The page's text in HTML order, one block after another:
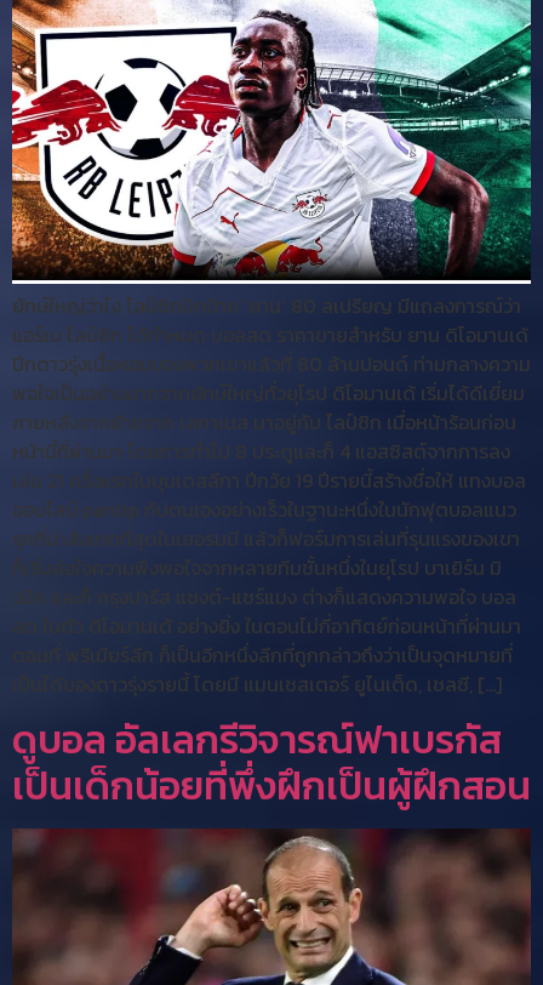
ยักษ์ใหญ่ว่าไง ไลป์ซิกปักป้าย ‘ยาน’ 80 ลเปรียญ มีแถลงการณ์ว่า
แอร์เบ ไลป์ซิก ได้กำหนด บอลสด ราคาขายสำหรับ ยาน ดิโอมานเด้
ปีกดาวรุ่งเนื้อหอมของพวกเขาแล้วที่ 80 ล้านปอนด์ ท่ามกลางความ
พอใจเป็นอย่างมากจากยักษ์ใหญ่ทั่วยุโรป ดิโอมานเด้ เริ่มได้ดีเยี่ยม
ภายหลังจากย้ายจาก เลกาเนส มาอยู่กับ ไลป์ซิก เมื่อหน้าร้อนก่อน
หน้านี้ที่ผ่านมา โดยการทำไป 8 ประตูและก็ 4 แอสซิสต์จากการลง
เล่น 21 ครั้งแรกในบุนเดสลีกา ปีกวัย 19 ปีรายนี้สร้างชื่อให้ แทงบอล
ออนไลน์ pantip กับตนเองอย่างเร็วในฐานะหนึ่งในนักฟุตบอลแนว
รุกที่น่าสังเกตที่สุดในเยอรมนี แล้วก็ฟอร์มการเล่นที่รุนแรงของเขา
ก็เริ่มล่อใจความพึงพอใจจากหลายทีมชั้นหนึ่งในยุโรป บาเยิร์น มิ
วนิค และก็ กรุงปารีส แซงต์-แชร์แมง ต่างก็แสดงความพอใจ บอล
สด ในตัว ดิโอมานเด้ อย่างยิ่ง ในตอนไม่กี่อาทิตย์ก่อนหน้าที่ผ่านมา
ตอนที่ พรีเมียร์ลีก ก็เป็นอีกหนึ่งลีกที่ถูกกล่าวถึงว่าเป็นจุดหมายที่
เป็นได้ของดาวรุ่งรายนี้ โดยมี แมนเชสเตอร์ ยูไนเต็ด, เชลซี, […]
ดูบอล อัลเลกรีวิจารณ์ฟาเบรกัส
เป็นเด็กน้อยที่พึ่งฝึกเป็นผู้ฝึกสอน